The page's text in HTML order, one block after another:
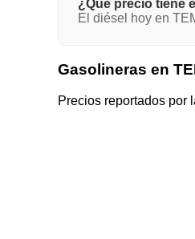
¿Qué precio tiene
El diésel hoy en
Gasolineras en
Precios reportados por